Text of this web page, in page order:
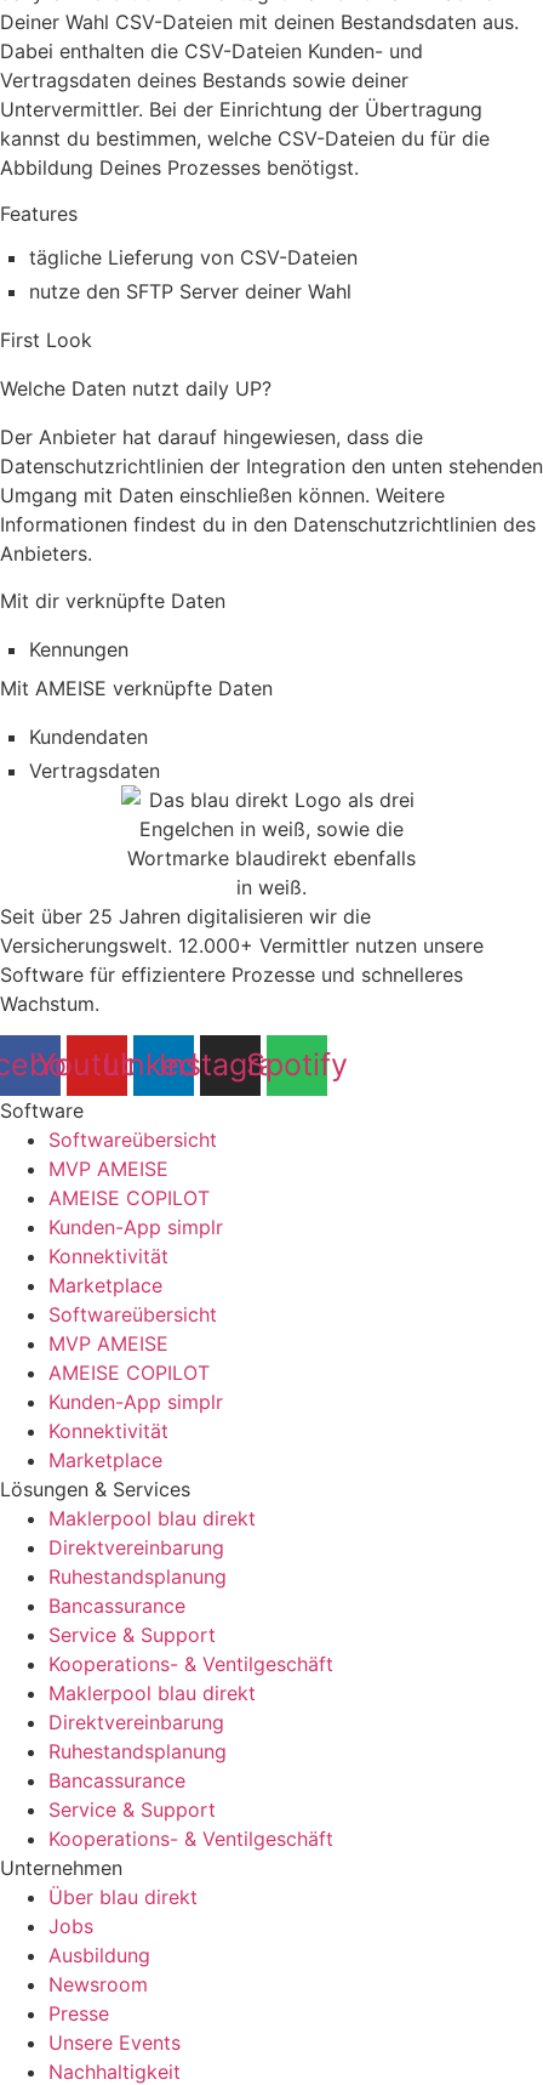
Deiner Wahl CSV-Dateien mit deinen Bestandsdaten aus.
Dabei enthalten die CSV-Dateien Kunden- und
Vertragsdaten deines Bestands sowie deiner
Untervermittler. Bei der Einrichtung der Übertragung
kannst du bestimmen, welche CSV-Dateien du für die
Abbildung Deines Prozesses benötigst.
Features
tägliche Lieferung von CSV-Dateien
nutze den SFTP Server deiner Wahl
First Look
Welche Daten nutzt daily UP?
Der Anbieter hat darauf hingewiesen, dass die
Datenschutzrichtlinien der Integration den unten stehenden
Umgang mit Daten einschließen können. Weitere
Informationen findest du in den Datenschutzrichtlinien des
Anbieters.
Mit dir verknüpfte Daten
Kennungen
Mit AMEISE verknüpfte Daten
Kundendaten
Vertragsdaten
Seit über 25 Jahren digitalisieren wir die
Versicherungswelt. 12.000+ Vermittler nutzen unsere
Software für effizientere Prozesse und schnelleres
Wachstum.
YoutubeLinkedin
Instagram
Spotify
Software
Softwareübersicht
MVP AMEISE
AMEISE COPILOT
Kunden-App simplr
Konnektivität
Marketplace
Softwareübersicht
MVP AMEISE
AMEISE COPILOT
Kunden-App simplr
Konnektivität
Marketplace
Lösungen & Services
Maklerpool blau direkt
Direktvereinbarung
Ruhestandsplanung
Bancassurance
Service & Support
Kooperations- & Ventilgeschäft
Maklerpool blau direkt
Direktvereinbarung
Ruhestandsplanung
Bancassurance
Service & Support
Kooperations- & Ventilgeschäft
Unternehmen
Über blau direkt
Jobs
Ausbildung
Newsroom
Presse
Unsere Events
Nachhaltigkeit